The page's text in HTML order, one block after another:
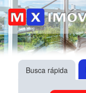
Busca rápida